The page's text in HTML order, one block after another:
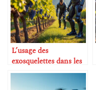
L’usage des
exosquelettes dans les
vendanges